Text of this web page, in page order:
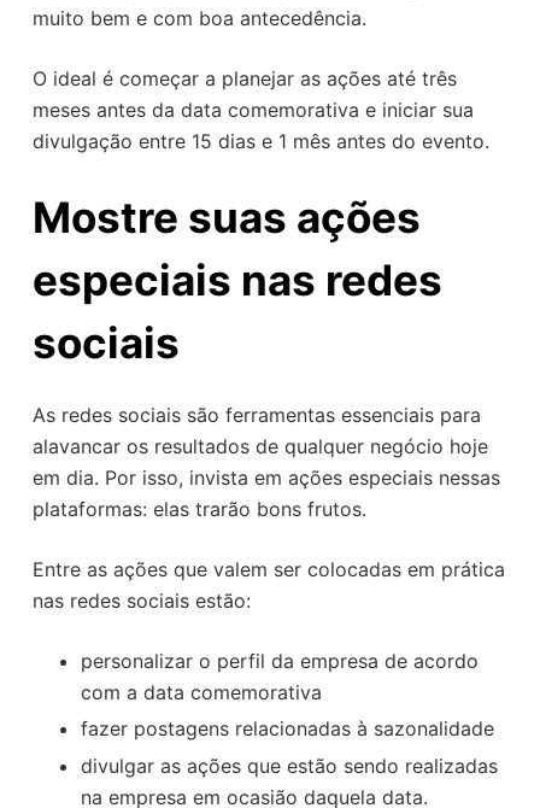
muito bem e com boa antecedência.
O ideal é começar a planejar as ações até três
meses antes da data comemorativa e iniciar sua
divulgação entre 15 dias e 1 mês antes do evento.
Mostre suas ações
especiais nas redes
sociais
As redes sociais são ferramentas essenciais para
alavancar os resultados de qualquer negócio hoje
em dia. Por isso, invista em ações especiais nessas
plataformas: elas trarão bons frutos.
Entre as ações que valem ser colocadas em prática
nas redes sociais estão:
personalizar o perfil da empresa de acordo
com a data comemorativa
fazer postagens relacionadas à sazonalidade
divulgar as ações que estão sendo realizadas
na empresa em ocasião daquela data.